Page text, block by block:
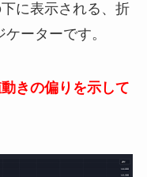
に表示される、折
ーターです。
きの偏りを示して